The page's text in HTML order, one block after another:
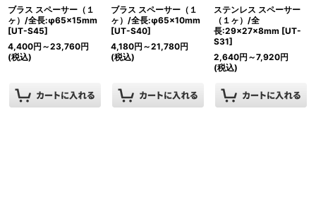
ブラス スペーサー（１
ヶ）/全長:φ65×15mm
[UT-S45]
4,400円 ～23,760円
(税込)
ブラス スペーサー（１
ヶ）/全長:φ65×10mm
[UT-S40]
4,180円 ～21,780円
(税込)
ステンレス スペーサー
（１ヶ）/全
長:29×27×8mm [UT-
S31]
2,640円 ～7,920円
(税込)